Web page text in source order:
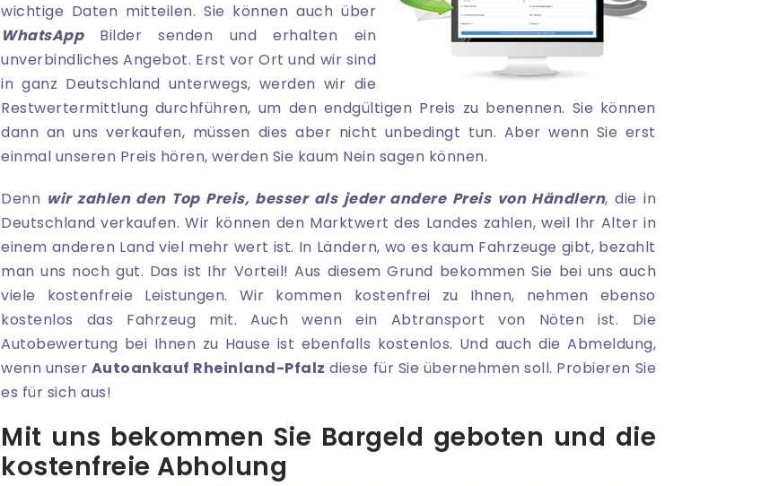
wichtige Daten mitteilen. Sie können auch über
WhatsAppBilder senden und erhalten ein
unverbindliches Angebot. Erst vor Ort und wir sind
in ganz Deutschland unterwegs, werden wir die
Restwertermittlung durchführen, um den endgültigen Preis zu benennen. Sie können
dann an uns verkaufen, müssen dies aber nicht unbedingt tun. Aber wenn Sie erst
einmal unseren Preis hören, werden Sie kaum Nein sagen können.
Denn wir zahlen den Top Preis, besser als jeder andere Preis von Händlern, die in
Deutschland verkaufen. Wir können den Marktwert des Landes zahlen, weil Ihr Alter in
einem anderen Land viel mehr wert ist. In Ländern, wo es kaum Fahrzeuge gibt, bezahlt
man uns noch gut. Das ist Ihr Vorteil! Aus diesem Grund bekommen Sie bei uns auch
viele kostenfreie Leistungen. Wir kommen kostenfrei zu Ihnen, nehmen ebenso
kostenlos das Fahrzeug mit. Auch wenn ein Abtransport von Nöten ist. Die
Autobewertung bei Ihnen zu Hause ist ebenfalls kostenlos. Und auch die Abmeldung,
wenn unser Autoankauf Rheinland-Pfalz diese für Sie übernehmen soll. Probieren Sie
es für sich aus!
Mit uns bekommen Sie Bargeld geboten und die
kostenfreie Abholung